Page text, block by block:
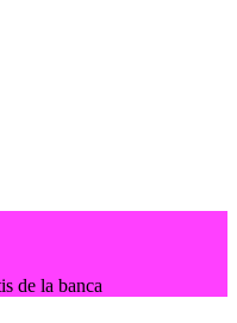
de la banca